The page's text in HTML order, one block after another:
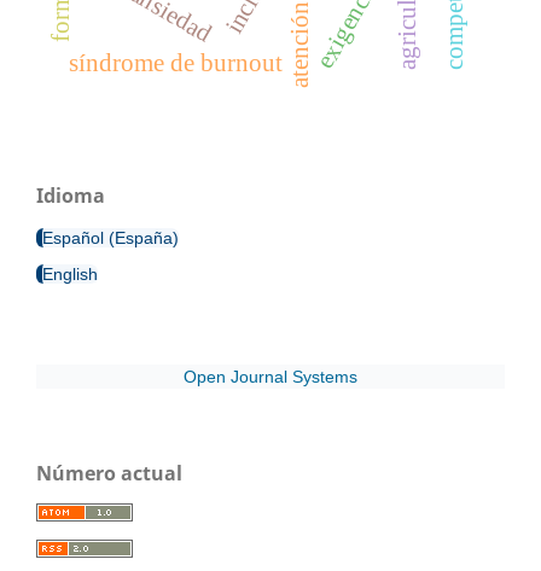
síndrome de burnout
Idioma
Español (España)
English
Open Journal Systems
Número actual